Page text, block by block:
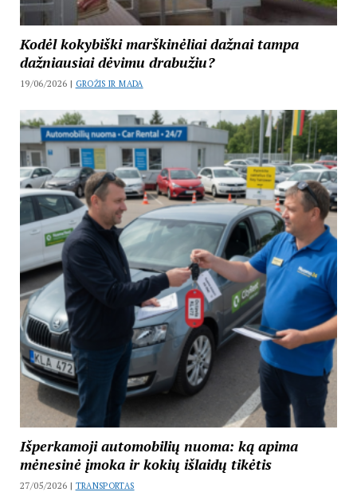
Kodėl kokybiški marškinėliai dažnai tampa
dažniausiai dėvimu drabužiu?
19/06/2026 | GROŽIS IR MADA
Išperkamoji automobilių nuoma: ką apima
mėnesinė įmoka ir kokių išlaidų tikėtis
27/05/2026 | TRANSPORTAS